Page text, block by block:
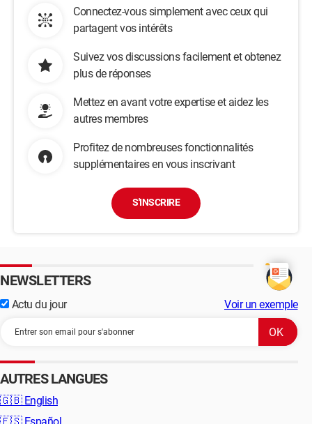
Connectez-vous simplement avec ceux qui
partagent vos intérêts
Suivez vos discussions facilement et obtenez
plus de réponses
Mettez en avant votre expertise et aidez les
autres membres
Profitez de nombreuses fonctionnalités
supplémentaires en vous inscrivant
S'INSCRIRE
NEWSLETTERS
Actu du jour Voir un exemple
AUTRES LANGUES
🇬🇧 English